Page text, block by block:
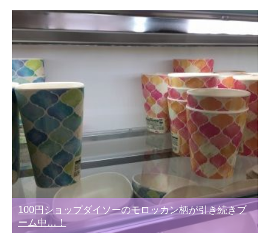
100円ショップダイソーのモロッカン柄が引き続きブ
ーム中…！